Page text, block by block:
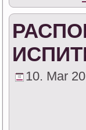
10. Mar